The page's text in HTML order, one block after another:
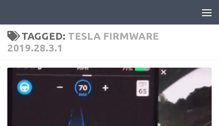
TAGGED: TESLA FIRMWARE
2019.28.3.1